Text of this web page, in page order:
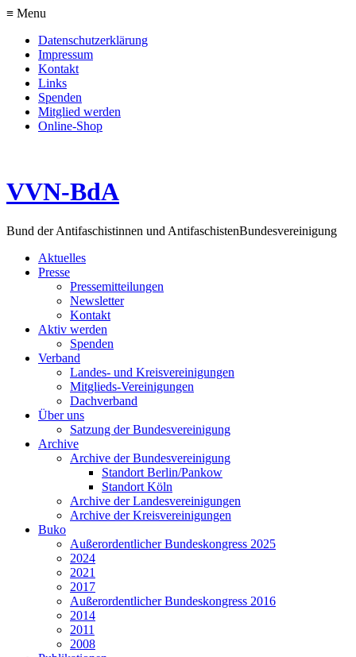
≡ Menu
Datenschutzerklärung
Impressum
Kontakt
Links
Spenden
Mitglied werden
Online-Shop
VVN-BdA
Bund der Antifaschistinnen und AntifaschistenBundesvereinigung
Aktuelles
Presse
Pressemitteilungen
Newsletter
Kontakt
Aktiv werden
Spenden
Verband
Landes- und Kreisvereinigungen
Mitglieds-Vereinigungen
Dachverband
Über uns
Satzung der Bundesvereinigung
Archive
Archive der Bundesvereinigung
Standort Berlin/Pankow
Standort Köln
Archive der Landesvereinigungen
Archive der Kreisvereinigungen
Buko
Außerordentlicher Bundeskongress 2025
2024
2021
2017
Außerordentlicher Bundeskongress 2016
2014
2011
2008